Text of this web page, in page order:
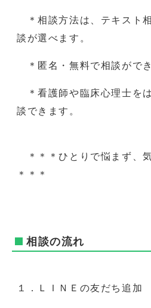
＊相談方法は、テキスト
談が選べます。
＊匿名・無料で相談ができ
＊看護師や臨床心理士を
談できます。
＊＊＊ひとりで悩まず、
＊＊＊
相談の流れ
１．ＬＩＮＥの友だち追加